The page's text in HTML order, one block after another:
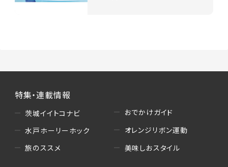
特集・連載情報
茨城イイトコナビ
水戸ホーリーホック
旅のススメ
おでかけガイド
オレンジリボン運動
美味しおスタイル